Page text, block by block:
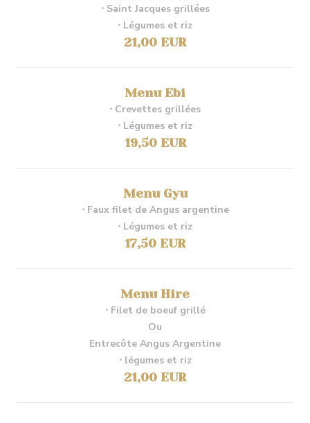
⋅ Saint Jacques grillées
⋅ Légumes et riz
21,00 EUR
Menu Ebi
⋅ Crevettes grillées
⋅ Légumes et riz
19,50 EUR
Menu Gyu
⋅ Faux filet de Angus argentine
⋅ Légumes et riz
17,50 EUR
Menu Hire
⋅ Filet de boeuf grillé
Ou
Entrecôte Angus Argentine
⋅ légumes et riz
21,00 EUR